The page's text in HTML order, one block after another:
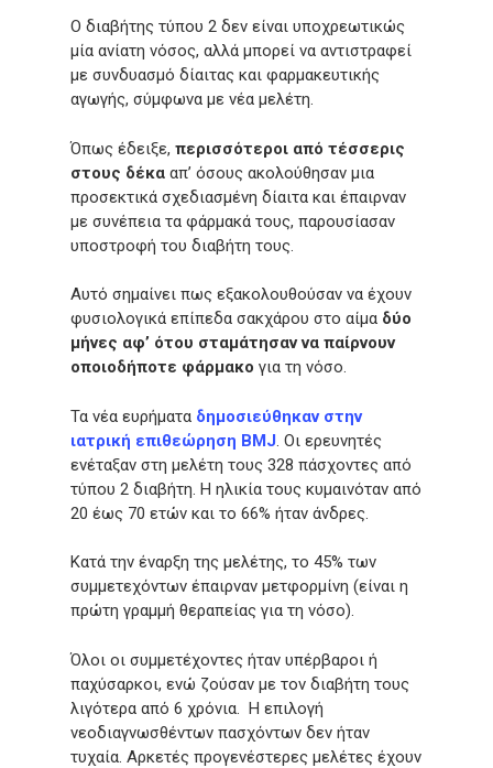
Ο διαβήτης τύπου 2 δεν είναι υποχρεωτικώς
μία ανίατη νόσος, αλλά μπορεί να αντιστραφεί
με συνδυασμό δίαιτας και φαρμακευτικής
αγωγής, σύμφωνα με νέα μελέτη.
Όπως έδειξε, περισσότεροι από τέσσερις
στους δέκα απ’ όσους ακολούθησαν μια
προσεκτικά σχεδιασμένη δίαιτα και έπαιρναν
με συνέπεια τα φάρμακά τους, παρουσίασαν
υποστροφή του διαβήτη τους.
Αυτό σημαίνει πως εξακολουθούσαν να έχουν
φυσιολογικά επίπεδα σακχάρου στο αίμα δύο
μήνες αφ’ ότου σταμάτησαν να παίρνουν
οποιοδήποτε φάρμακο για τη νόσο.
Τα νέα ευρήματα δημοσιεύθηκαν στην
ιατρική επιθεώρηση BMJ . Οι ερευνητές
ενέταξαν στη μελέτη τους 328 πάσχοντες από
τύπου 2 διαβήτη. Η ηλικία τους κυμαινόταν από
20 έως 70 ετών και το 66% ήταν άνδρες.
Κατά την έναρξη της μελέτης, το 45% των
συμμετεχόντων έπαιρναν μετφορμίνη (είναι η
πρώτη γραμμή θεραπείας για τη νόσο).
Όλοι οι συμμετέχοντες ήταν υπέρβαροι ή
παχύσαρκοι, ενώ ζούσαν με τον διαβήτη τους
λιγότερα από 6 χρόνια. Η επιλογή
νεοδιαγνωσθέντων πασχόντων δεν ήταν
τυχαία. Αρκετές προγενέστερες μελέτες έχουν